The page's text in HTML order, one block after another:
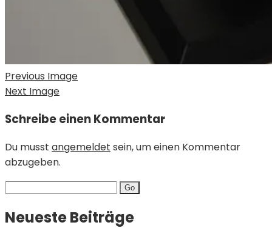
Previous Image
Next Image
Schreibe einen Kommentar
Du musst angemeldet sein, um einen Kommentar
abzugeben.
Search
Neueste Beiträge